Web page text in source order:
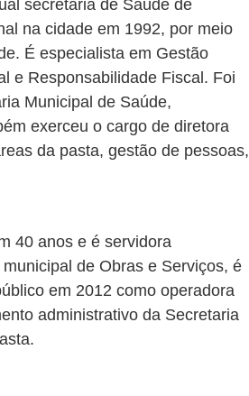
secretária de Saúde de
na cidade em 1992, por meio
É especialista em Gestão
e Responsabilidade Fiscal. Foi
Municipal de Saúde,
exerceu o cargo de diretora
da pasta, gestão de pessoas,
40 anos e é servidora
de Obras e Serviços, é
em 2012 como operadora
administrativo da Secretaria